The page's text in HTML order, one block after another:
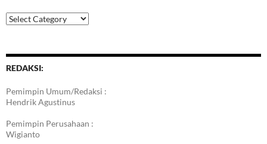
Kategori
Berita
REDAKSI:
Pemimpin Umum/Redaksi :
Hendrik Agustinus
Pemimpin Perusahaan :
Wigianto